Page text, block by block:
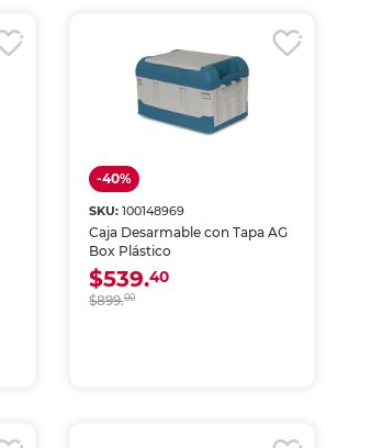
-40%
SKU: 100148969
Caja Desarmable con Tapa AG
Box Plástico
$539.40
$899.00